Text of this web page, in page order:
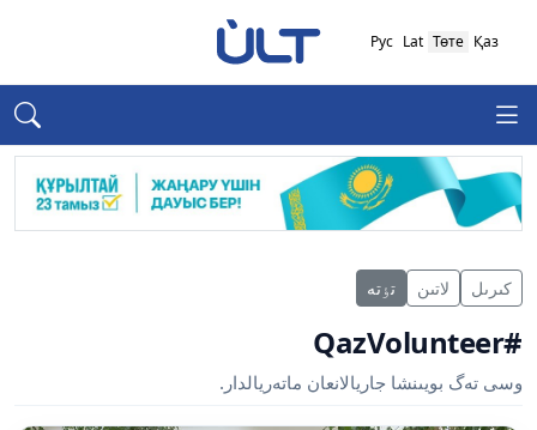
Қаз
Төте
Lat
Рус
كىرىل لاتىن تٶتە
#QazVolunteer
وسى تەگ بويىنشا جاريالانعان ماتەريالدار.